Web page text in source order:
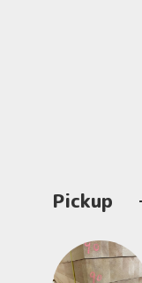
Pickup